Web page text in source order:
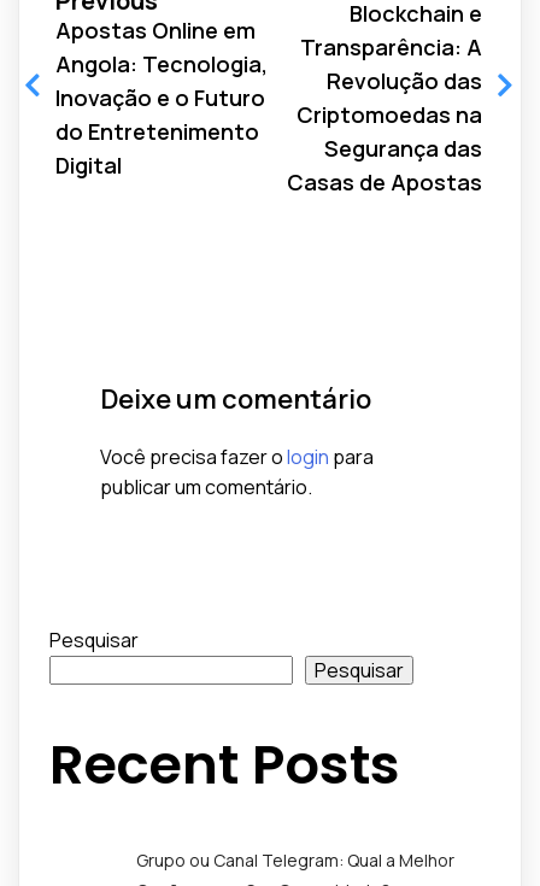
Apostas Online em
Angola: Tecnologia,
Inovação e o Futuro
do Entretenimento
Digital
Blockchain e
Transparência: A
Revolução das
Criptomoedas na
Segurança das
Casas de Apostas
Deixe um comentário
Você precisa fazer ologin para
publicar um comentário.
Pesquisar
Pesquisar
Recent Posts
Grupo ou Canal Telegram: Qual a Melhor